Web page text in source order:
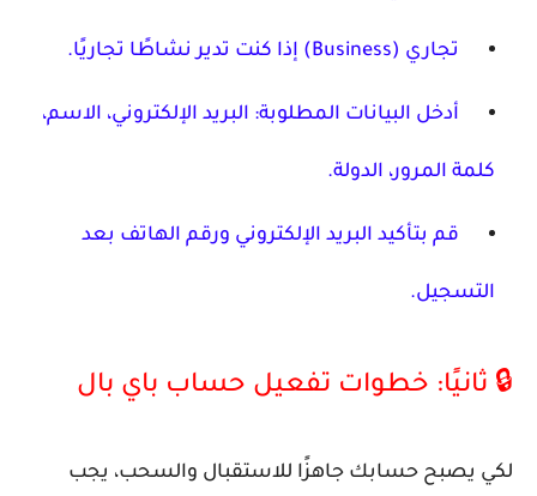
تجاري (Business) إذا كنت تدير نشاطًا تجاريًا.
أدخل البيانات المطلوبة: البريد الإلكتروني، الاسم،
كلمة المرور، الدولة.
قم بتأكيد البريد الإلكتروني ورقم الهاتف بعد
التسجيل.
🔒 ثانيًا: خطوات تفعيل حساب باي بال
لكي يصبح حسابك جاهزًا للاستقبال والسحب، يجب